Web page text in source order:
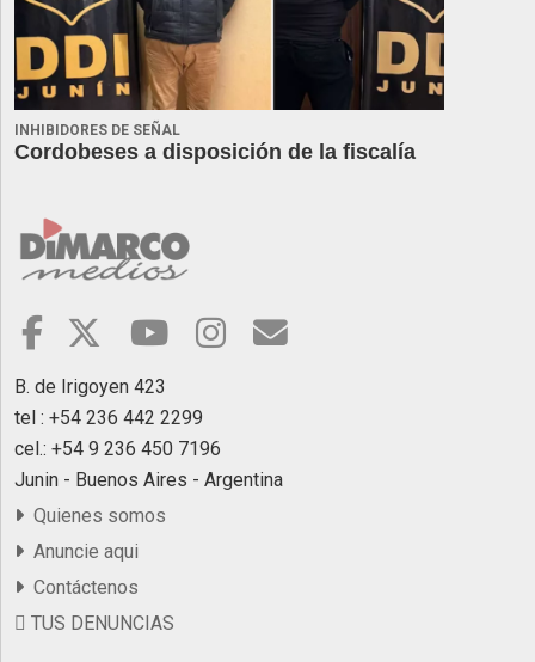
INHIBIDORES DE SEÑAL
Cordobeses a disposición de la fiscalía
B. de Irigoyen 423
tel : +54 236 442 2299
cel.: +54 9 236 450 7196
Junin - Buenos Aires - Argentina
Quienes somos
Anuncie aqui
Contáctenos
TUS DENUNCIAS